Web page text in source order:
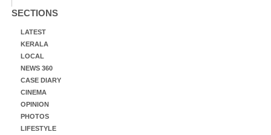
SECTIONS
LATEST
KERALA
LOCAL
NEWS 360
CASE DIARY
CINEMA
OPINION
PHOTOS
LIFESTYLE